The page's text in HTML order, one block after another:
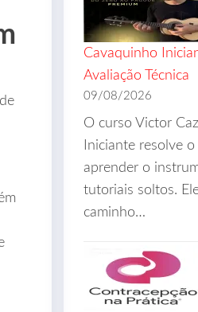
Cavaquinho
Avaliação Técnica
09/08/2026
O curso Victor
Iniciante resolve
aprender o
tutoriais soltos.
caminho…